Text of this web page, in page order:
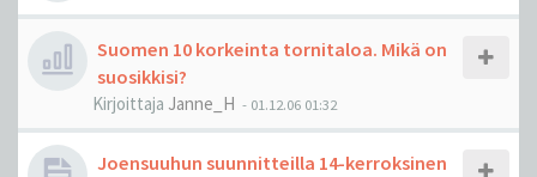
Suomen 10 korkeinta tornitaloa. Mikä on
suosikkisi?
Kirjoittaja Janne_H - 01.12.06 01:32
Joensuuhun suunnitteilla 14-kerroksinen